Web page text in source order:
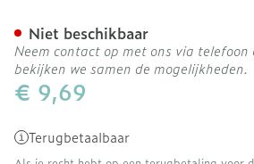
€ 9,69
Terugbetaalbaar
Niet beschikbaar
Neem contact op met ons via
bekijken we samen de mogelijkheden.